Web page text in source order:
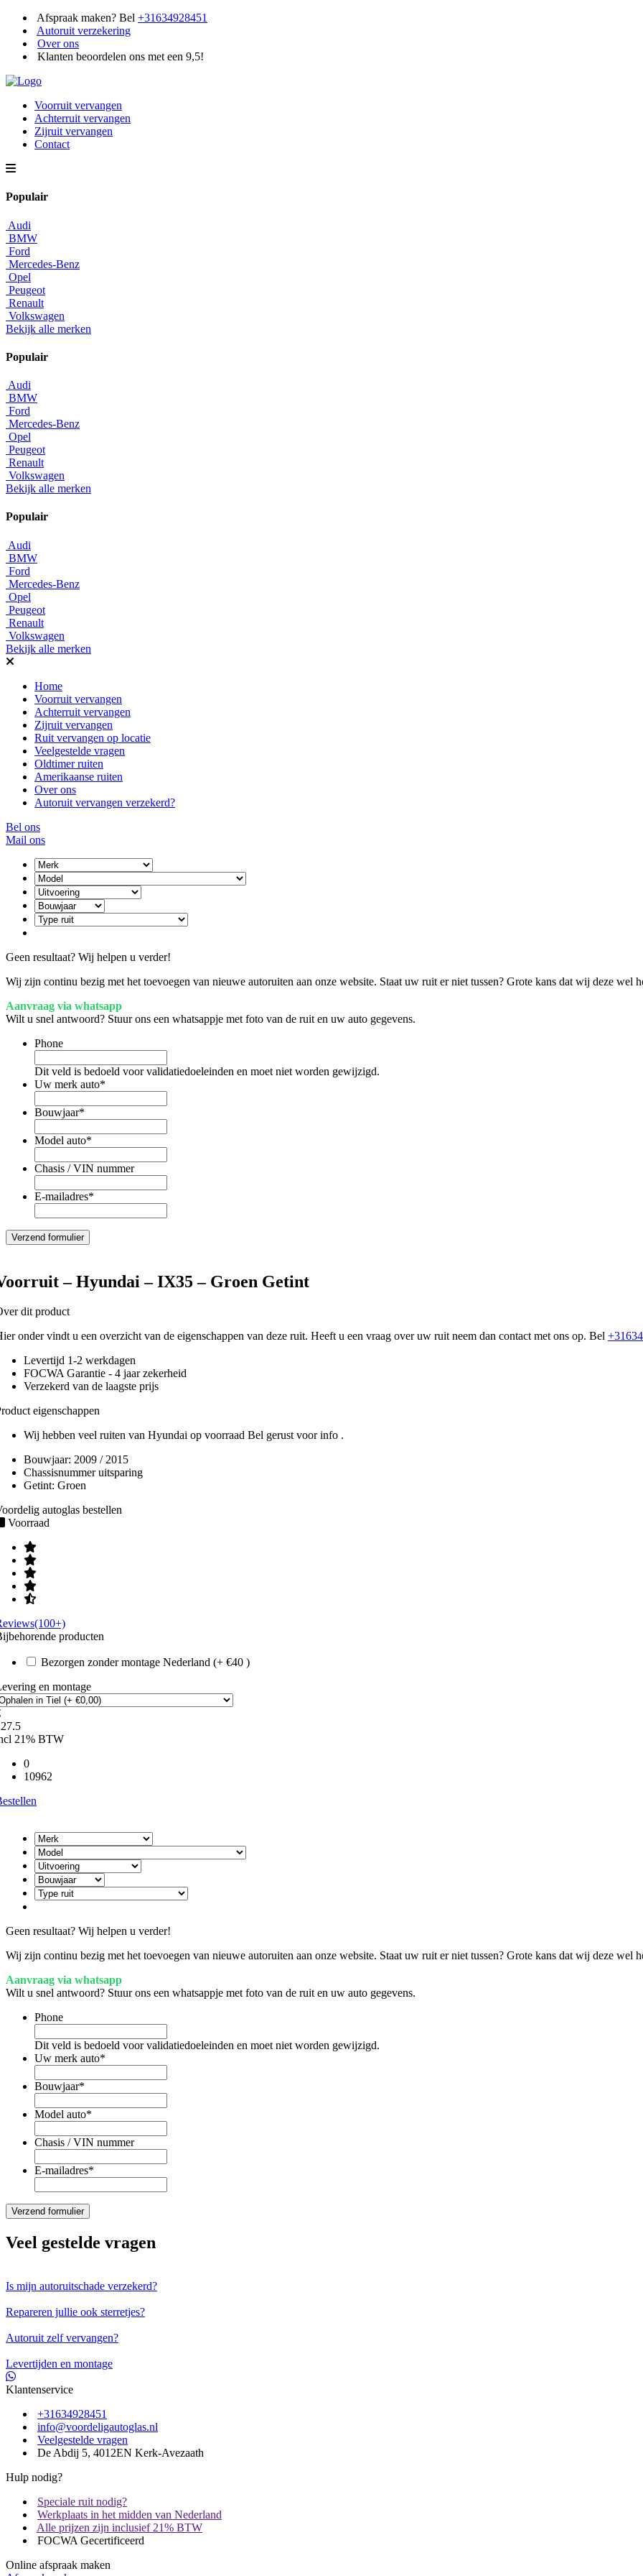
Afspraak maken? Bel +31634928451
Autoruit verzekering
Over ons
Klanten beoordelen ons met een 9,5!
Voorruit vervangen
Achterruit vervangen
Zijruit vervangen
Contact
Populair
Audi
BMW
Ford
Mercedes-Benz
Opel
Peugeot
Renault
Volkswagen
Bekijk alle merken
Populair
Audi
BMW
Ford
Mercedes-Benz
Opel
Peugeot
Renault
Volkswagen
Bekijk alle merken
Populair
Audi
BMW
Ford
Mercedes-Benz
Opel
Peugeot
Renault
Volkswagen
Bekijk alle merken
Home
Voorruit vervangen
Achterruit vervangen
Zijruit vervangen
Ruit vervangen op locatie
Veelgestelde vragen
Oldtimer ruiten
Amerikaanse ruiten
Over ons
Autoruit vervangen verzekerd?
Bel ons
Mail ons
Geen resultaat? Wij helpen u verder!
Wij zijn continu bezig met het toevoegen van nieuwe autoruiten aan onze website. Staat uw ruit er niet tussen? Grote kans dat wij deze
Aanvraag via whatsapp
Wilt u snel antwoord? Stuur ons een whatsappje met foto van de ruit en uw auto gegevens.
Phone
Dit veld is bedoeld voor validatiedoeleinden en moet niet worden gewijzigd.
Uw merk auto*
Bouwjaar*
Model auto*
Chasis / VIN nummer
E-mailadres*
– Hyundai – IX35 – Groen Getint
dit product
onder vindt u een overzicht van de eigenschappen van deze ruit. Heeft u een vraag over uw ruit neem dan contact met ons op. Bel
Levertijd 1-2 werkdagen
FOCWA Garantie - 4 jaar zekerheid
Verzekerd van de laagste prijs
eigenschappen
Wij hebben veel ruiten van Hyundai op voorraad Bel gerust voor info .
Bouwjaar: 2009 / 2015
Chassisnummer uitsparing
Getint: Groen
autoglas bestellen
Voorraad
producten
Bezorgen zonder montage Nederland (+ €40 )
en montage
21% BTW
0
10962
Geen resultaat? Wij helpen u verder!
Wij zijn continu bezig met het toevoegen van nieuwe autoruiten aan onze website. Staat uw ruit er niet tussen? Grote kans dat wij deze
Aanvraag via whatsapp
Wilt u snel antwoord? Stuur ons een whatsappje met foto van de ruit en uw auto gegevens.
Phone
Dit veld is bedoeld voor validatiedoeleinden en moet niet worden gewijzigd.
Uw merk auto*
Bouwjaar*
Model auto*
Chasis / VIN nummer
E-mailadres*
Veel gestelde vragen
Is mijn autoruitschade verzekerd?
Repareren jullie ook sterretjes?
Autoruit zelf vervangen?
Levertijden en montage
Klantenservice
+31634928451
info@voordeligautoglas.nl
Veelgestelde vragen
De Abdij 5, 4012EN Kerk-Avezaath
Hulp nodig?
Speciale ruit nodig?
Werkplaats in het midden van Nederland
Alle prijzen zijn inclusief 21% BTW
FOCWA Gecertificeerd
Online afspraak maken